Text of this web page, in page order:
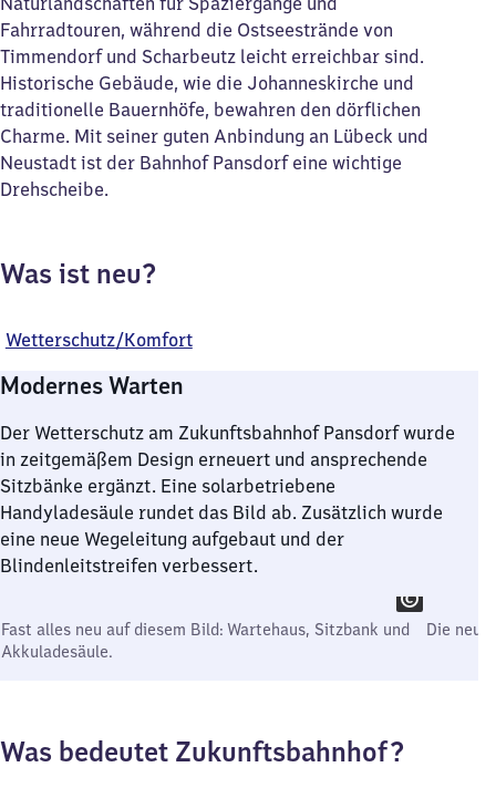
Fahrradtouren, während die Ostseestrände von
Timmendorf und Scharbeutz leicht erreichbar sind.
Historische Gebäude, wie die Johanneskirche und
traditionelle Bauernhöfe, bewahren den dörflichen
Charme. Mit seiner guten Anbindung an Lübeck und
Neustadt ist der Bahnhof Pansdorf eine wichtige
Drehscheibe.
Was ist neu?
Wetterschutz/Komfort
Modernes Warten
Der Wetterschutz am Zukunftsbahnhof Pansdorf wurde
in zeitgemäßem Design erneuert und ansprechende
Sitzbänke ergänzt. Eine solarbetriebene
Handyladesäule rundet das Bild ab. Zusätzlich wurde
eine neue Wegeleitung aufgebaut und der
Blindenleitstreifen verbessert.
Fast alles neu auf diesem Bild: Wartehaus, Sitzbank und
Akkuladesäule.
Die
Was bedeutet Zukunftsbahnhof?